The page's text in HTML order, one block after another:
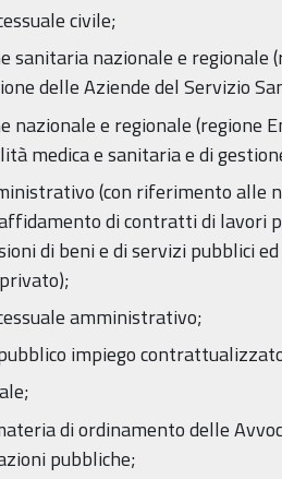
civile;
sanitaria nazionale e regionale
delle Aziende del Servizio
nazionale e regionale (regione
medica e sanitaria e di
(con riferimento alle
di contratti di lavori
di beni e di servizi pubblici
amministrativo;
impiego
di ordinamento delle
pubbliche;